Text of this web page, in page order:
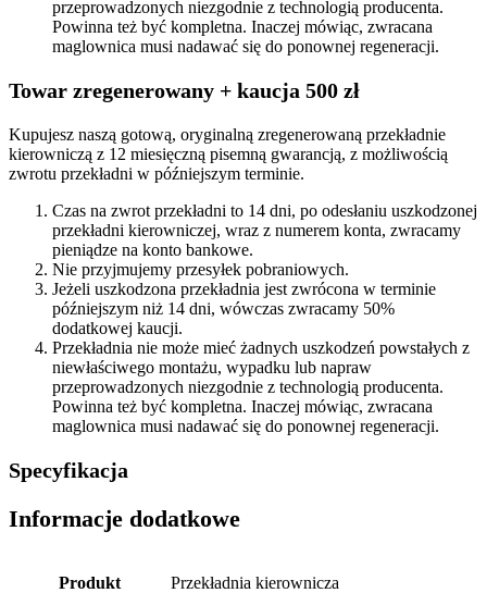
przeprowadzonych niezgodnie z technologią producenta.
Powinna też być kompletna. Inaczej mówiąc, zwracana
maglownica musi nadawać się do ponownej regeneracji.
Towar zregenerowany + kaucja 500 zł
Kupujesz naszą gotową, oryginalną zregenerowaną przekładnie
kierowniczą z 12 miesięczną pisemną gwarancją, z możliwością
zwrotu przekładni w późniejszym terminie.
Czas na zwrot przekładni to 14 dni, po odesłaniu uszkodzonej
przekładni kierowniczej, wraz z numerem konta, zwracamy
pieniądze na konto bankowe.
Nie przyjmujemy przesyłek pobraniowych.
Jeżeli uszkodzona przekładnia jest zwrócona w terminie
późniejszym niż 14 dni, wówczas zwracamy 50%
dodatkowej kaucji.
Przekładnia nie może mieć żadnych uszkodzeń powstałych z
niewłaściwego montażu, wypadku lub napraw
przeprowadzonych niezgodnie z technologią producenta.
Powinna też być kompletna. Inaczej mówiąc, zwracana
maglownica musi nadawać się do ponownej regeneracji.
Specyfikacja
Informacje dodatkowe
Produkt Przekładnia kierownicza